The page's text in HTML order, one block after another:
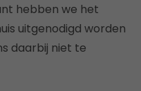
hebben we het
uitgenodigd worden
daarbij niet te